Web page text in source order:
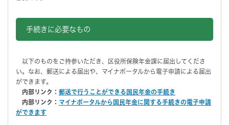
手続きに必要なもの
以下のものをご持参いただき、区役所保険年金課に届出してくださ
い。なお、郵送による届出や、マイナポータルから電子申請による届出
ができます。
内部リンク： 郵送で行うことができる国民年金の手続き
内部リンク： マイナポータルから国民年金に関する手続きの電子申請
ができます